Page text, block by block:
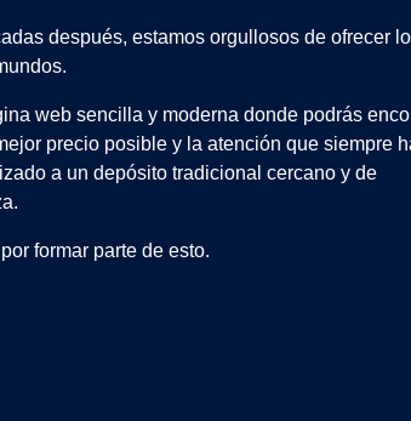
después, estamos orgullosos de ofrecer
web sencilla y moderna donde podrás
precio posible y la atención que siempre
a un depósito tradicional cercano y de
formar parte de esto.